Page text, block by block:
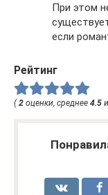
При этом
если
Рейтинг
(2 оценки, среднее 4.5